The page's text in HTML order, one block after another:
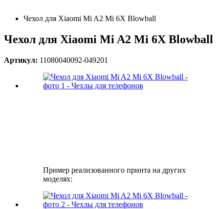
Чехол для Xiaomi Mi A2 Mi 6X Blowball
Чехол для Xiaomi Mi A2 Mi 6X Blowball
Артикул: 11080040092-049201
Пример реализованного принта на других
моделях: